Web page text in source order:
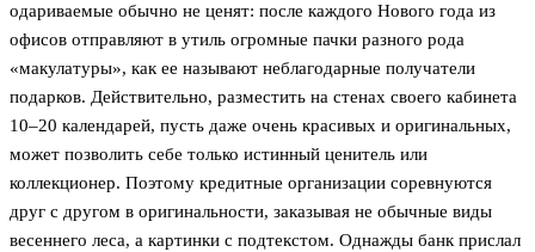
одариваемые обычно не ценят: после каждого Нового года из
офисов отправляют в утиль огромные пачки разного рода
«макулатуры», как ее называют неблагодарные получатели
подарков. Действительно, разместить на стенах своего кабинета
10–20 календарей, пусть даже очень красивых и оригинальных,
может позволить себе только истинный ценитель или
коллекционер. Поэтому кредитные организации соревнуются
друг с другом в оригинальности, заказывая не обычные виды
весеннего леса, а картинки с подтекстом. Однажды банк прислал